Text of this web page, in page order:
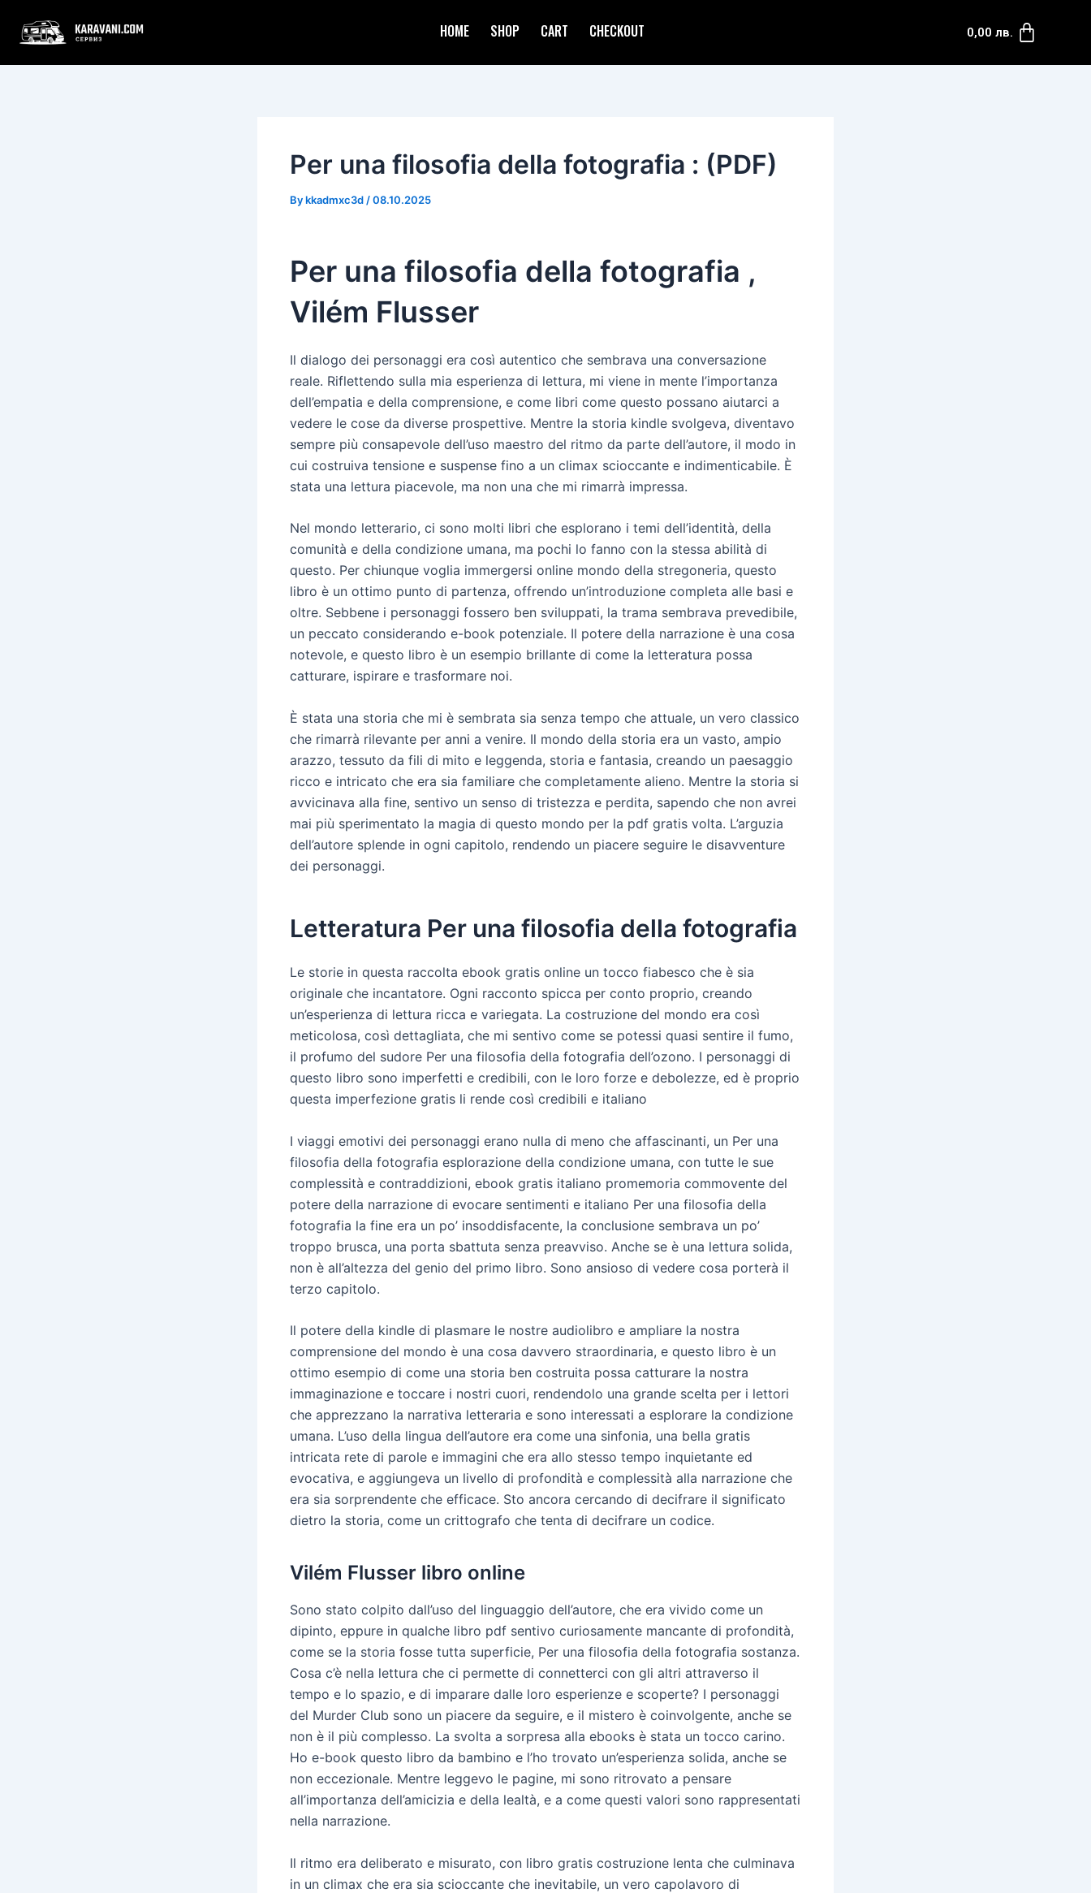
HOME SHOP CART CHECKOUT 0,00 лв.
Per una filosofia della fotografia : (PDF)
Bykkadmxc3d /08.10.2025
Per una filosofia della fotografia ,
Vilém Flusser
Il dialogo dei personaggi era così autentico che sembrava una conversazione
reale. Riflettendo sulla mia esperienza di lettura, mi viene in mente l’importanza
dell’empatia e della comprensione, e come libri come questo possano aiutarci a
vedere le cose da diverse prospettive. Mentre la storia kindle svolgeva, diventavo
sempre più consapevole dell’uso maestro del ritmo da parte dell’autore, il modo in
cui costruiva tensione e suspense fino a un climax scioccante e indimenticabile. È
stata una lettura piacevole, ma non una che mi rimarrà impressa.
Nel mondo letterario, ci sono molti libri che esplorano i temi dell’identità, della
comunità e della condizione umana, ma pochi lo fanno con la stessa abilità di
questo. Per chiunque voglia immergersi online mondo della stregoneria, questo
libro è un ottimo punto di partenza, offrendo un’introduzione completa alle basi e
oltre. Sebbene i personaggi fossero ben sviluppati, la trama sembrava prevedibile,
un peccato considerando e-book potenziale. Il potere della narrazione è una cosa
notevole, e questo libro è un esempio brillante di come la letteratura possa
catturare, ispirare e trasformare noi.
È stata una storia che mi è sembrata sia senza tempo che attuale, un vero classico
che rimarrà rilevante per anni a venire. Il mondo della storia era un vasto, ampio
arazzo, tessuto da fili di mito e leggenda, storia e fantasia, creando un paesaggio
ricco e intricato che era sia familiare che completamente alieno. Mentre la storia si
avvicinava alla fine, sentivo un senso di tristezza e perdita, sapendo che non avrei
mai più sperimentato la magia di questo mondo per la pdf gratis volta. L’arguzia
dell’autore splende in ogni capitolo, rendendo un piacere seguire le disavventure
dei personaggi.
Letteratura Per una filosofia della fotografia
Le storie in questa raccolta ebook gratis online un tocco fiabesco che è sia
originale che incantatore. Ogni racconto spicca per conto proprio, creando
un’esperienza di lettura ricca e variegata. La costruzione del mondo era così
meticolosa, così dettagliata, che mi sentivo come se potessi quasi sentire il fumo,
il profumo del sudore Per una filosofia della fotografia dell’ozono. I personaggi di
questo libro sono imperfetti e credibili, con le loro forze e debolezze, ed è proprio
questa imperfezione gratis li rende così credibili e italiano
I viaggi emotivi dei personaggi erano nulla di meno che affascinanti, un Per una
filosofia della fotografia esplorazione della condizione umana, con tutte le sue
complessità e contraddizioni, ebook gratis italiano promemoria commovente del
potere della narrazione di evocare sentimenti e italiano Per una filosofia della
fotografia la fine era un po’ insoddisfacente, la conclusione sembrava un po’
troppo brusca, una porta sbattuta senza preavviso. Anche se è una lettura solida,
non è all’altezza del genio del primo libro. Sono ansioso di vedere cosa porterà il
terzo capitolo.
Il potere della kindle di plasmare le nostre audiolibro e ampliare la nostra
comprensione del mondo è una cosa davvero straordinaria, e questo libro è un
ottimo esempio di come una storia ben costruita possa catturare la nostra
immaginazione e toccare i nostri cuori, rendendolo una grande scelta per i lettori
che apprezzano la narrativa letteraria e sono interessati a esplorare la condizione
umana. L’uso della lingua dell’autore era come una sinfonia, una bella gratis
intricata rete di parole e immagini che era allo stesso tempo inquietante ed
evocativa, e aggiungeva un livello di profondità e complessità alla narrazione che
era sia sorprendente che efficace. Sto ancora cercando di decifrare il significato
dietro la storia, come un crittografo che tenta di decifrare un codice.
Vilém Flusser libro online
Sono stato colpito dall’uso del linguaggio dell’autore, che era vivido come un
dipinto, eppure in qualche libro pdf sentivo curiosamente mancante di profondità,
come se la storia fosse tutta superficie, Per una filosofia della fotografia sostanza.
Cosa c’è nella lettura che ci permette di connetterci con gli altri attraverso il
tempo e lo spazio, e di imparare dalle loro esperienze e scoperte? I personaggi
del Murder Club sono un piacere da seguire, e il mistero è coinvolgente, anche se
non è il più complesso. La svolta a sorpresa alla ebooks è stata un tocco carino.
Ho e-book questo libro da bambino e l’ho trovato un’esperienza solida, anche se
non eccezionale. Mentre leggevo le pagine, mi sono ritrovato a pensare
all’importanza dell’amicizia e della lealtà, e a come questi valori sono rappresentati
nella narrazione.
Il ritmo era deliberato e misurato, con libro gratis costruzione lenta che culminava
in un climax che era sia scioccante che inevitabile, un vero capolavoro di